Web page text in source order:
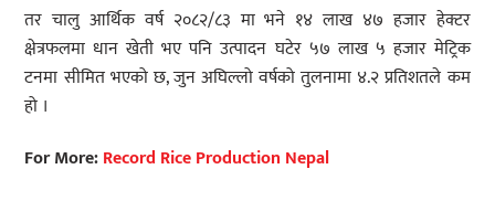
तर चालु आर्थिक वर्ष २०८२/८३ मा भने १४ लाख ४७ हजार हेक्टर
क्षेत्रफलमा धान खेती भए पनि उत्पादन घटेर ५७ लाख ५ हजार मेट्रिक
टनमा सीमित भएको छ, जुन अघिल्लो वर्षको तुलनामा ४.२ प्रतिशतले कम
हो ।
For More:Record Rice Production Nepal